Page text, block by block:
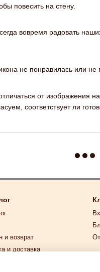
повесить на стену.
вовремя радовать
не понравилась или
от
соответствует ли
и возврат
и доставка